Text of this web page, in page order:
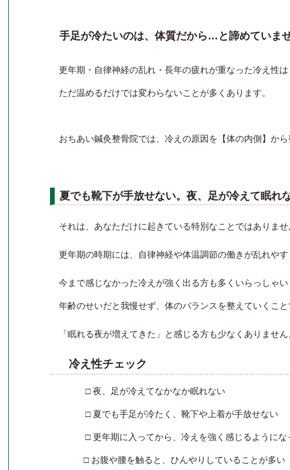
手足が冷たいのは、体質だから…と諦めていま
更年期・自律神経の乱れ・長年の疲れが重なった冷え性は
ただ温めるだけでは変わらないことが多くあります。
おちあい鍼灸整骨院では、冷えの原因を【体の内側】か
夏でも靴下が手放せない。夜、足が冷えて眠れ
それは、あなただけに起きている特別なことではありま
更年期の時期には、自律神経や体温調節の働きが乱れや
今まで感じなかった冷えが強く出る方も多くいらっしゃ
年齢のせいだと我慢せず、体のバランスを整えていくこ
「眠れる夜が増えてきた」と感じる方も少なくありませ
冷え性チェック
□ 夜、足が冷えてなかなか眠れない
□ 夏でも手足が冷たく、靴下や上着が手放せない
□ 更年期に入ってから、冷えを強く感じるようにな
□ お腹や腰を触ると、ひんやりしていることが多い